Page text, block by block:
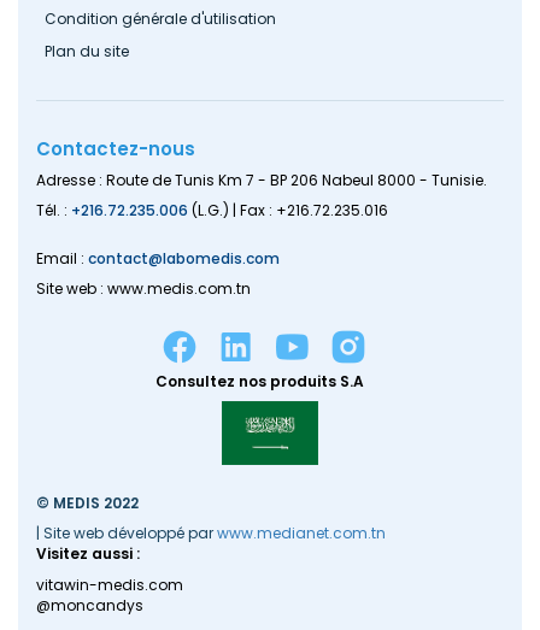
Condition générale d'utilisation
Plan du site
Contactez-nous
Adresse : Route de Tunis Km 7 - BP 206 Nabeul 8000 - Tunisie.
Tél. : +216.72.235.006 (L.G.) | Fax : +216.72.235.016
Email : contact@labomedis.com
Site web : www.medis.com.tn
Consultez nos produits S.A
© MEDIS 2022
| Site web développé parwww.medianet.com.tn
Visitez aussi :
vitawin-medis.com
@moncandys